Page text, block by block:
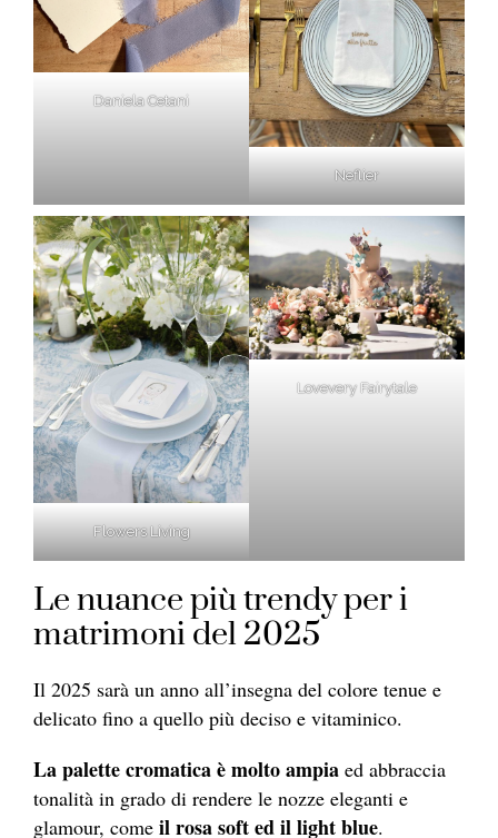
Daniela Cetani
Neflier
Flowers Living
Lovevery Fairytale
Le nuance più trendy per i
matrimoni del 2025
Il 2025 sarà un anno all’insegna del colore tenue e
delicato fino a quello più deciso e vitaminico.
La palette cromatica è molto ampia ed abbraccia
tonalità in grado di rendere le nozze eleganti e
glamour, come il rosa soft ed il light blue.